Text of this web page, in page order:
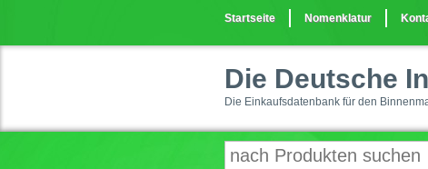
Startseite Nomenklatur
Die Deutsche
Die Einkaufsdatenbank für den